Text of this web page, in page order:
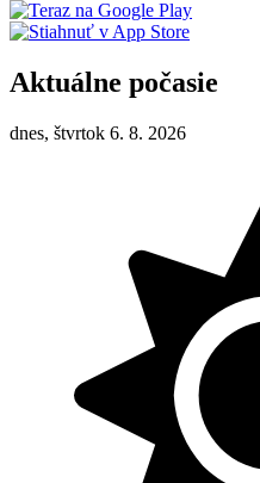
Aktuálne počasie
dnes, štvrtok 6. 8. 2026